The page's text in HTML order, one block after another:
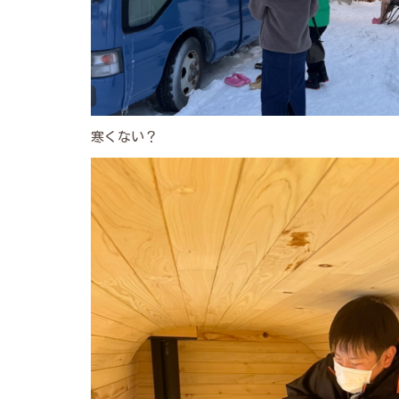
寒くない？